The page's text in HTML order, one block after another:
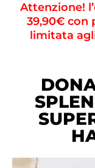
Attenzione!
39,90€ con
limitata